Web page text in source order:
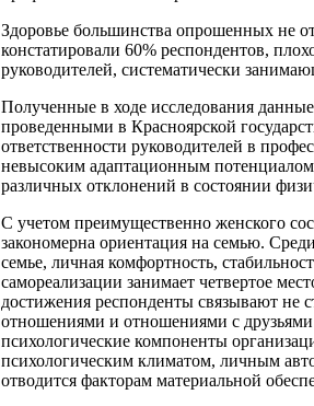
Здоровье большинства опрошенных не
констатировали 60% респондентов,
руководителей, систематически
Полученные в ходе исследования
проведенными в Красноярской
ответственности руководителей в
невысоким адаптационным потенциалом
различных отклонений в состоянии
С учетом преимущественно женского
закономерна ориентация на семью.
семье, личная комфортность,
самореализации занимает четвертое
достижения респонденты связывают не
отношениями и отношениями с друзьями.
психологические компоненты
психологическим климатом, личным
отводится факторам материальной